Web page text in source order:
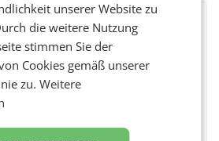
ARTIKEL
unserer Website zu
die weitere Nutzung
stimmen Sie der
Cookies gemäß unserer
zu.Weitere